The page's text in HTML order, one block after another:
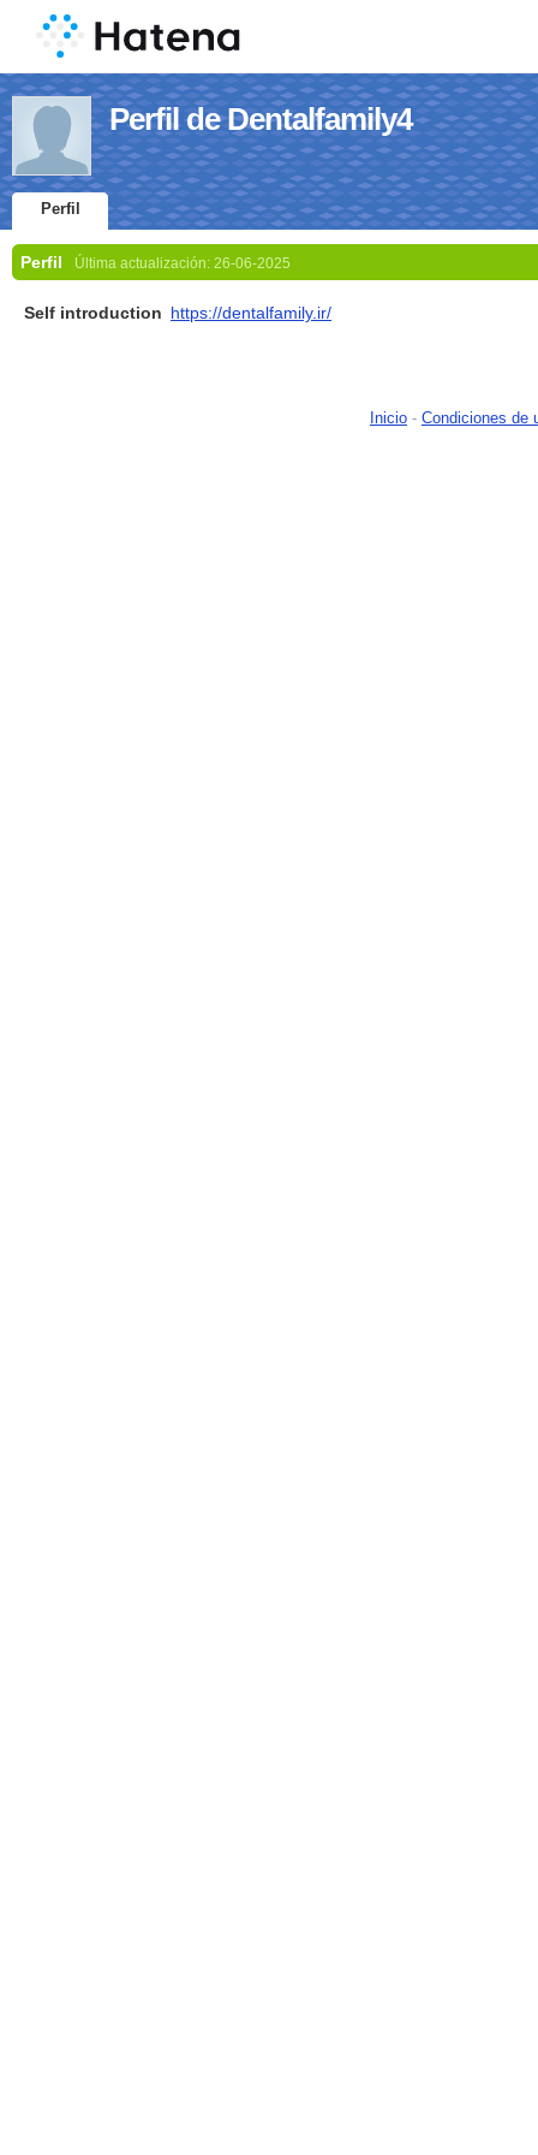
Perfil de Dentalfamily4
Perfil
Perfil Última actualización: 26-06-2025
Self introduction https://dentalfamily.ir/
Inicio - Condiciones de